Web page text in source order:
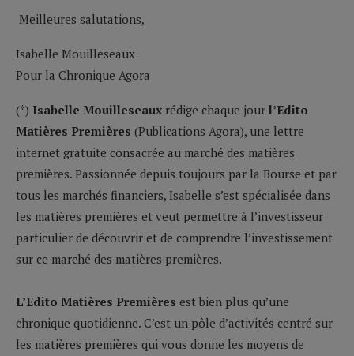
Meilleures salutations,
Isabelle Mouilleseaux
Pour la Chronique Agora
(*) Isabelle Mouilleseaux rédige chaque jour l’Edito
Matières Premières (Publications Agora), une lettre
internet gratuite consacrée au marché des matières
premières. Passionnée depuis toujours par la Bourse et par
tous les marchés financiers, Isabelle s’est spécialisée dans
les matières premières et veut permettre à l’investisseur
particulier de découvrir et de comprendre l’investissement
sur ce marché des matières premières.
L’Edito Matières Premières est bien plus qu’une
chronique quotidienne. C’est un pôle d’activités centré sur
les matières premières qui vous donne les moyens de